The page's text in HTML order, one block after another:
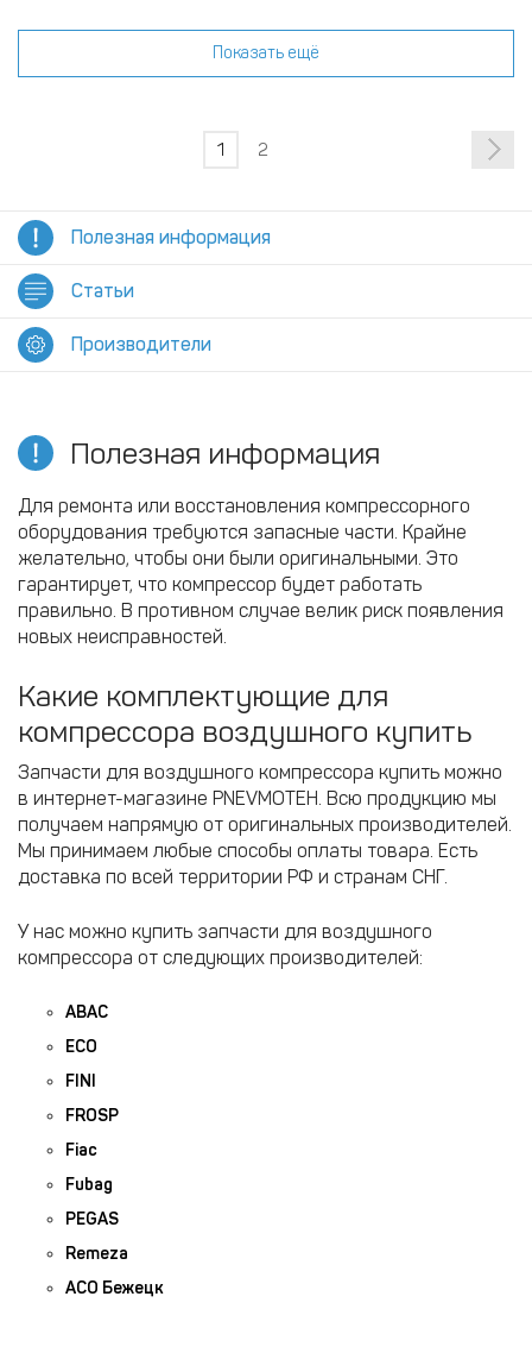
Показать ещё
1 2
Полезная информация
Статьи
Производители
Полезная информация
Для ремонта или восстановления компрессорного
оборудования требуются запасные части. Крайне
желательно, чтобы они были оригинальными. Это
гарантирует, что компрессор будет работать
правильно. В противном случае велик риск появления
новых неисправностей.
Какие комплектующие для
компрессора воздушного купить
Запчасти для воздушного компрессора купить можно
в интернет-магазине PNEVMOTEH. Всю продукцию мы
получаем напрямую от оригинальных производителей.
Мы принимаем любые способы оплаты товара. Есть
доставка по всей территории РФ и странам СНГ.
У нас можно купить запчасти для воздушного
компрессора от следующих производителей:
ABAC
ECO
FINI
FROSP
Fiac
Fubag
PEGAS
Remeza
АСО Бежецк